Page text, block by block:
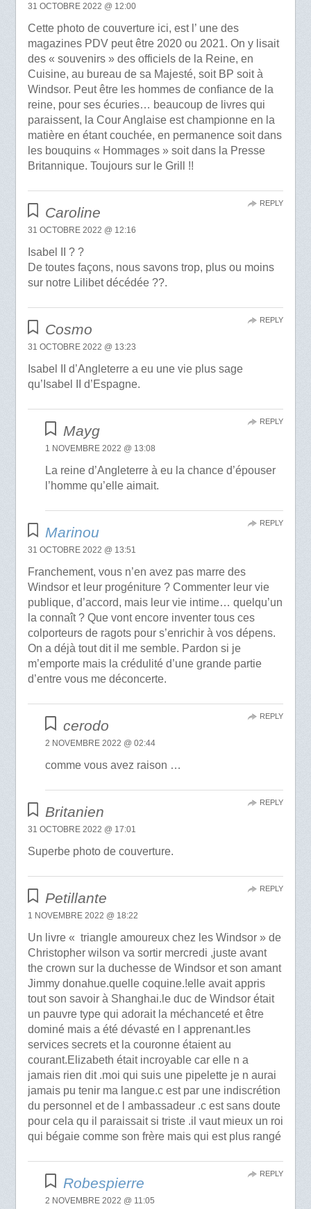
31 OCTOBRE 2022 @ 12:00
Cette photo de couverture ici, est l’ une des
magazines PDV peut être 2020 ou 2021. On y lisait
des « souvenirs » des officiels de la Reine, en
Cuisine, au bureau de sa Majesté, soit BP soit à
Windsor. Peut être les hommes de confiance de la
reine, pour ses écuries… beaucoup de livres qui
paraissent, la Cour Anglaise est championne en la
matière en étant couchée, en permanence soit dans
les bouquins « Hommages » soit dans la Presse
Britannique. Toujours sur le Grill !!
Caroline
31 OCTOBRE 2022 @ 12:16
Isabel II ? ?
De toutes façons, nous savons trop, plus ou moins
sur notre Lilibet décédée ??.
REPLY
Cosmo
31 OCTOBRE 2022 @ 13:23
Isabel II d’Angleterre a eu une vie plus sage
qu’Isabel II d’Espagne.
REPLY
Mayg
1 NOVEMBRE 2022 @ 13:08
La reine d’Angleterre à eu la chance d’épouser
l’homme qu’elle aimait.
REPLY
Marinou
31 OCTOBRE 2022 @ 13:51
Franchement, vous n’en avez pas marre des
Windsor et leur progéniture ? Commenter leur vie
publique, d’accord, mais leur vie intime… quelqu’un
la connaît ? Que vont encore inventer tous ces
colporteurs de ragots pour s’enrichir à vos dépens.
On a déjà tout dit il me semble. Pardon si je
m’emporte mais la crédulité d’une grande partie
d’entre vous me déconcerte.
REPLY
cerodo
2 NOVEMBRE 2022 @ 02:44
comme vous avez raison …
REPLY
Britanien
31 OCTOBRE 2022 @ 17:01
Superbe photo de couverture.
REPLY
Petillante
1 NOVEMBRE 2022 @ 18:22
Un livre « triangle amoureux chez les Windsor » de
Christopher wilson va sortir mercredi ,juste avant
the crown sur la duchesse de Windsor et son amant
Jimmy donahue.quelle coquine.!elle avait appris
tout son savoir à Shanghai.le duc de Windsor était
un pauvre type qui adorait la méchanceté et être
dominé mais a été dévasté en l apprenant.les
services secrets et la couronne étaient au
courant.Elizabeth était incroyable car elle n a
jamais rien dit .moi qui suis une pipelette je n aurai
jamais pu tenir ma langue.c est par une indiscrétion
du personnel et de l ambassadeur .c est sans doute
pour cela qu il paraissait si triste .il vaut mieux un roi
qui bégaie comme son frère mais qui est plus rangé
REPLY
Robespierre
2 NOVEMBRE 2022 @ 11:05
REPLY